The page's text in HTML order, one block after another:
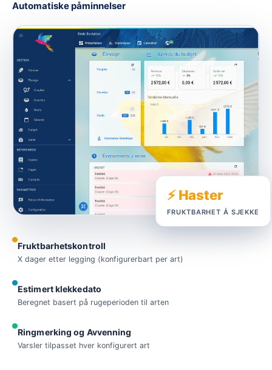
Automatiske påminnelser
⚡ Haster
FRUKTBARHET Å SJEKKE
Fruktbarhetskontroll
X dager etter legging (konfigurerbart per art)
Estimert klekkedato
Beregnet basert på rugeperioden til arten
Ringmerking og Avvenning
Varsler tilpasset hver konfigurert art